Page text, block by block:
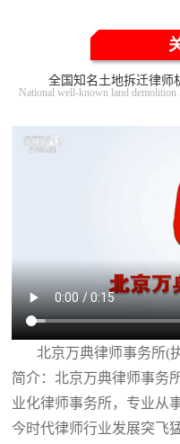
全国知名土地拆迁律师
National well-known land demolition
北京万典律师事务所(执
简介：北京万典律师事务
业化律师事务所，专业从
今时代律师行业发展突飞